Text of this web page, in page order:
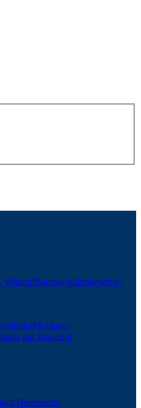
Winkel)Baumwollhartgewebe-
Montage-
mit Fingerlift
Thermische